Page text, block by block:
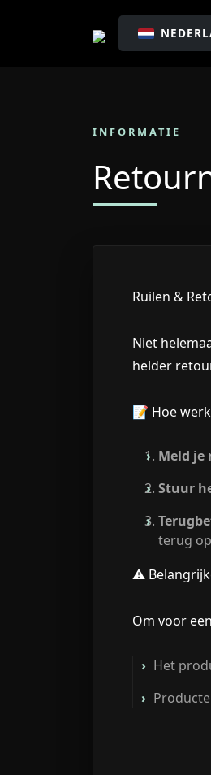
INFORMATIE
Ruilen &
Niet
helder
📝 Hoe
Meld je
Stuur
terug
⚠️
Om voor
Het